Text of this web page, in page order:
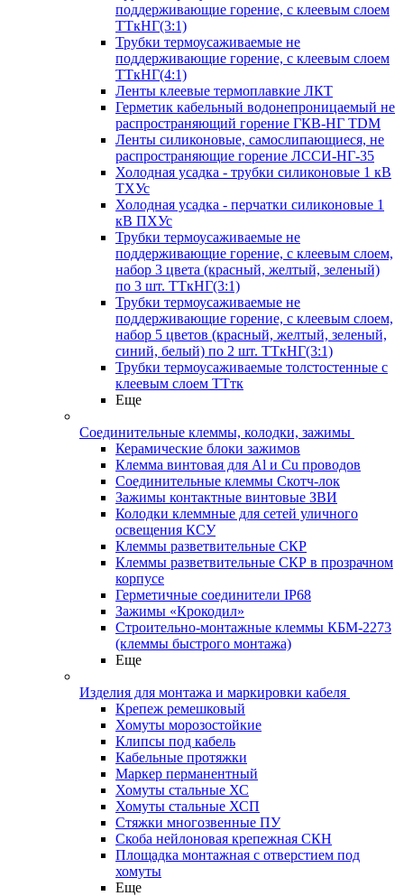
поддерживающие горение, с клеевым слоем
ТТкНГ(3:1)
Трубки термоусаживаемые не
поддерживающие горение, с клеевым слоем
ТТкНГ(4:1)
Ленты клеевые термоплавкие ЛКТ
Герметик кабельный водонепроницаемый не
распространяющий горение ГКВ-НГ TDM
Ленты силиконовые, самослипающиеся, не
распространяющие горение ЛССИ-НГ-35
Холодная усадка - трубки силиконовые 1 кВ
ТХУс
Холодная усадка - перчатки силиконовые 1
кВ ПХУс
Трубки термоусаживаемые не
поддерживающие горение, с клеевым слоем,
набор 3 цвета (красный, желтый, зеленый)
по 3 шт. ТТкНГ(3:1)
Трубки термоусаживаемые не
поддерживающие горение, с клеевым слоем,
набор 5 цветов (красный, желтый, зеленый,
синий, белый) по 2 шт. ТТкНГ(3:1)
Трубки термоусаживаемые толстостенные с
клеевым слоем ТТтк
Еще
Соединительные клеммы, колодки, зажимы
Керамические блоки зажимов
Клемма винтовая для Al и Cu проводов
Соединительные клеммы Скотч-лок
Зажимы контактные винтовые ЗВИ
Колодки клеммные для сетей уличного
освещения КСУ
Клеммы разветвительные СКР
Клеммы разветвительные СКР в прозрачном
корпусе
Герметичные соединители IP68
Зажимы «Крокодил»
Строительно-монтажные клеммы КБМ-2273
(клеммы быстрого монтажа)
Еще
Изделия для монтажа и маркировки кабеля
Крепеж ремешковый
Хомуты морозостойкие
Клипсы под кабель
Кабельные протяжки
Маркер перманентный
Хомуты стальные ХС
Хомуты стальные ХСП
Стяжки многозвенные ПУ
Скоба нейлоновая крепежная СКН
Площадка монтажная с отверстием под
хомуты
Еще